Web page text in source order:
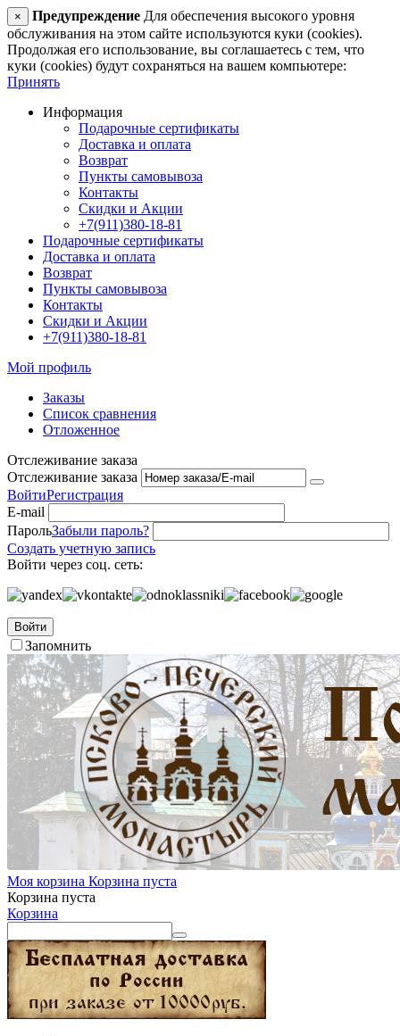
× Предупреждение Для обеспечения высокого уровня
обслуживания на этом сайте используются куки (cookies).
Продолжая его использование, вы соглашаетесь с тем, что
куки (cookies) будут сохраняться на вашем компьютере:
Принять
Информация
Подарочные сертификаты
Доставка и оплата
Возврат
Пункты самовывоза
Контакты
Скидки и Акции
+7(911)380-18-81
Подарочные сертификаты
Доставка и оплата
Возврат
Пункты самовывоза
Контакты
Скидки и Акции
+7(911)380-18-81
Мой профиль
Заказы
Список сравнения
Отложенное
Отслеживание заказа
Отслеживание заказа
ВойтиРегистрация
E-mail
ПарольЗабыли пароль?
Создать учетную запись
Войти через соц. сеть:
Войти
Запомнить
Моя корзина Корзина пуста
Корзина пуста
Корзина